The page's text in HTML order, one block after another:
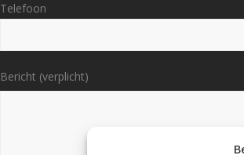
Telefoon
Bericht (verplicht)